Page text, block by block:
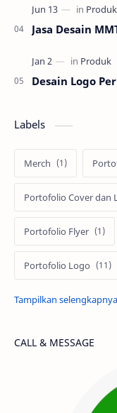
Jasa Desain
Desain Logo
Labels
Merch
Portofolio Cover dan
Portofolio Flyer
Portofolio Logo
Portofolio Poster
CALL & MESSAGE